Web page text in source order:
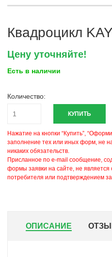
Квадроцикл
Цену уточняйте!
Есть в наличии
Количество:
КУПИТЬ
Нажатие на кнопки “Купить”,
заполнение тех или иных форм, не
никаких обязательств.
Присланное по e-mail сообщение,
формы заявки на сайте, не
потребителя или подтверждением
ОПИСАНИЕ